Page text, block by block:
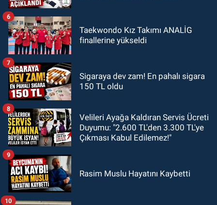
Taekwondo Kız Takımı ANALİG
finallerine yükseldi
6
Sigaraya dev zam! En pahalı sigara
150 TL oldu
7
Velileri Ayağa Kaldıran Servis Ücreti
Duyumu: "2.600 TL'den 3.300 TL'ye
Çıkması Kabul Edilemez!"
8
Rasim Muslu Hayatını Kaybetti
9
10